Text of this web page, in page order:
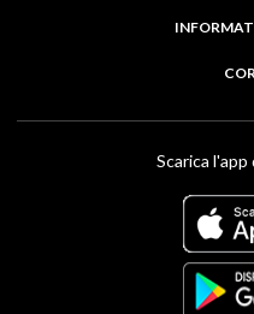
Scarica l'app